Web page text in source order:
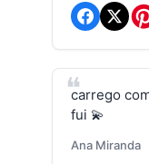
carrego
fui 💫
Ana Miranda